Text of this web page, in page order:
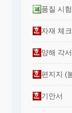
품질 시
자재 체
양해 각
편지지 (
기안서